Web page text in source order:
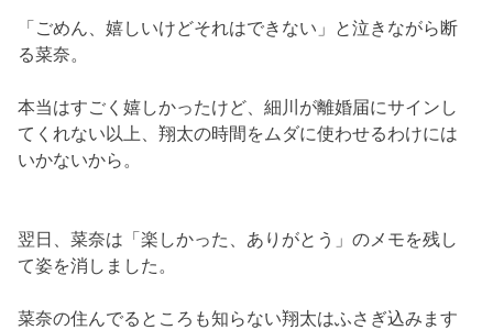
「ごめん、嬉しいけどそれはできない」と泣きながら断
る菜奈。
本当はすごく嬉しかったけど、細川が離婚届にサインし
てくれない以上、翔太の時間をムダに使わせるわけには
いかないから。
翌日、菜奈は「楽しかった、ありがとう」のメモを残し
て姿を消しました。
菜奈の住んでるところも知らない翔太はふさぎ込みます